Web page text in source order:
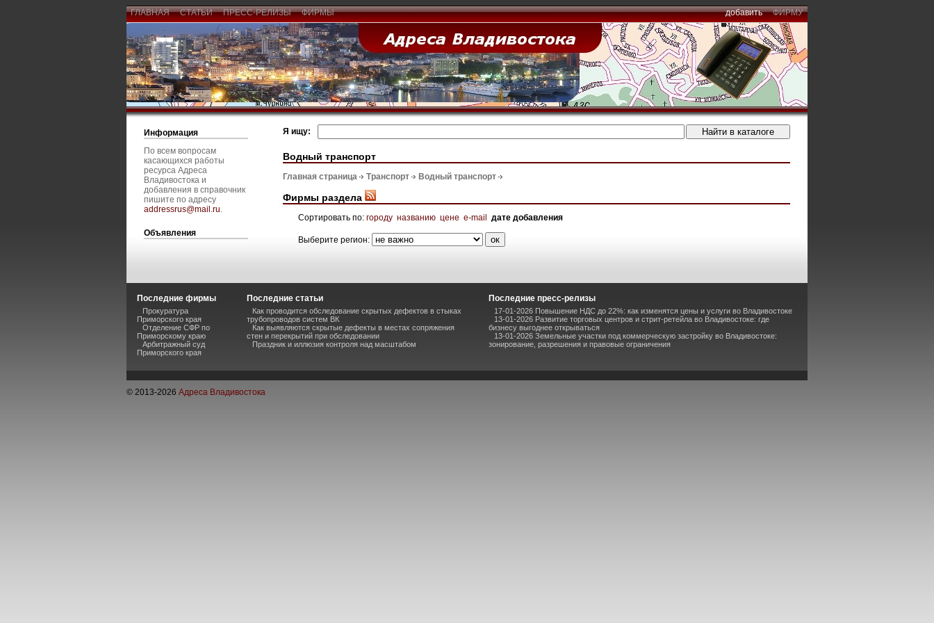
ГЛАВНАЯ СТАТЬИ ПРЕСС-РЕЛИЗЫ ФИРМЫ добавить ФИРМУ
Информация
По всем вопросам
касающихся работы
ресурса Адреса
Владивостока и
добавления в справочник
пишите по адресу
addressrus@mail.ru.
Объявления
Я ищу:
Водный транспорт
Главная страница Транспорт Водный транспорт
Фирмы раздела
Сортировать по: городу названию цене e-mail дате добавления
Выберите регион:
Последние фирмы
Прокуратура
Приморского края
Отделение СФР по
Приморскому краю
Арбитражный суд
Приморского края
Последние статьи
Как проводится обследование скрытых дефектов в стыках
трубопроводов систем ВК
Как выявляются скрытые дефекты в местах сопряжения
стен и перекрытий при обследовании
Праздник и иллюзия контроля над масштабом
Последние пресс-релизы
17-01-2026 Повышение НДС до 22%: как изменятся цены и услуги во Владивостоке
13-01-2026 Развитие торговых центров и стрит-ретейла во Владивостоке: где
бизнесу выгоднее открываться
13-01-2026 Земельные участки под коммерческую застройку во Владивостоке:
зонирование, разрешения и правовые ограничения
© 2013-2026 Адреса Владивостока